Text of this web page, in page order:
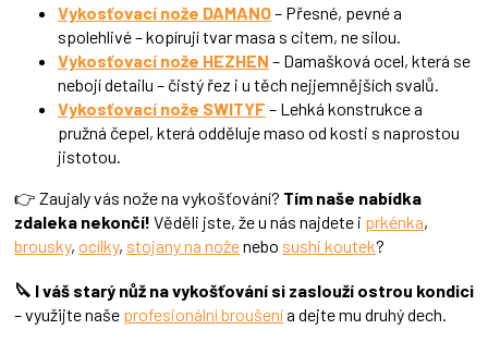
Vykosťovací nože DAMANO– Přesné, pevné a
spolehlivé – kopírují tvar masa s citem, ne silou.
Vykosťovací nože HEZHEN – Damašková ocel, která se
nebojí detailu – čistý řez i u těch nejjemnějších svalů.
Vykosťovací nože SWITYF – Lehká konstrukce a
pružná čepel, která odděluje maso od kosti s naprostou
jistotou.
👉 Zaujaly vás nože na vykošťování? Tím naše nabídka
zdaleka nekončí! Věděli jste, že u nás najdete i prkénka,
brousky, ocílky, stojany na noženebo sushi koutek?
🔪 I váš starý nůž na vykošťování si zaslouží ostrou kondici
– využijte naše profesionální broušenía dejte mu druhý dech.